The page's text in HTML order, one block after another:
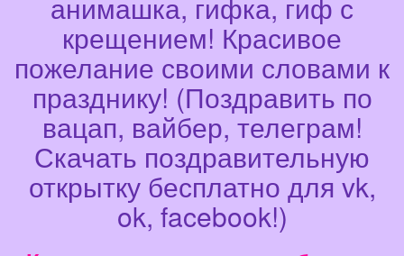
анимашка, гифка, гиф с
крещением! Красивое
пожелание своими словами к
празднику! (Поздравить по
вацап, вайбер, телеграм!
Скачать поздравительную
открытку бесплатно для vk,
ok, facebook!)